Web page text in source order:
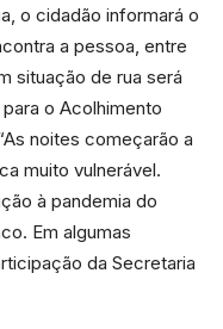
o cidadão informará o
a pessoa, entre
situação de rua será
o Acolhimento
noites começarão a
muito vulnerável.
à pandemia do
Em algumas
da Secretaria